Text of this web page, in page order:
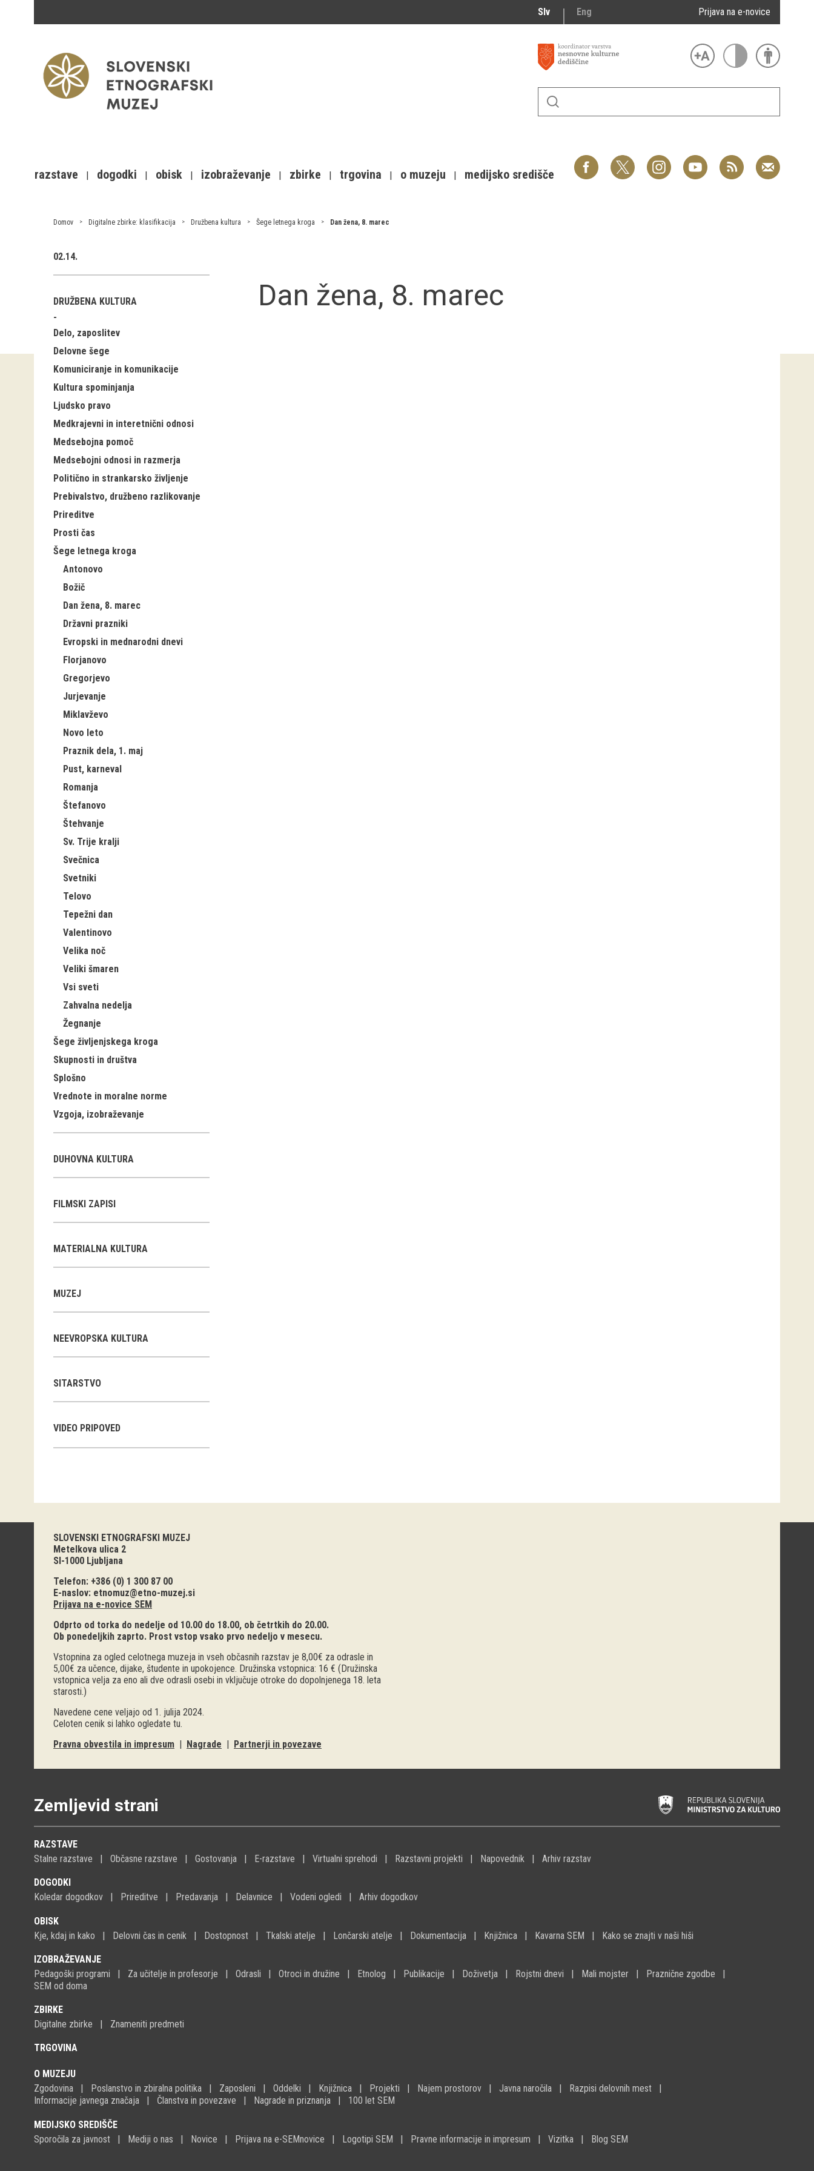
Slv Eng Prijava na e-novice
razstave dogodki obisk izobraževanje zbirke trgovina o muzeju medijsko središče
Domov Digitalne zbirke: klasifikacija Družbena kultura Šege letnega kroga Dan žena, 8. marec
02.14.
DRUŽBENA KULTURA
Delo, zaposlitev
Delovne šege
Komuniciranje in komunikacije
Kultura spominjanja
Ljudsko pravo
Medkrajevni in interetnični odnosi
Medsebojna pomoč
Medsebojni odnosi in razmerja
Politično in strankarsko življenje
Prebivalstvo, družbeno razlikovanje
Prireditve
Prosti čas
Šege letnega kroga
Antonovo
Božič
Dan žena, 8. marec
Državni prazniki
Evropski in mednarodni dnevi
Florjanovo
Gregorjevo
Jurjevanje
Miklavževo
Novo leto
Praznik dela, 1. maj
Pust, karneval
Romanja
Štefanovo
Štehvanje
Sv. Trije kralji
Svečnica
Svetniki
Telovo
Tepežni dan
Valentinovo
Velika noč
Veliki šmaren
Vsi sveti
Zahvalna nedelja
Žegnanje
Šege življenjskega kroga
Skupnosti in društva
Splošno
Vrednote in moralne norme
Vzgoja, izobraževanje
DUHOVNA KULTURA
FILMSKI ZAPISI
MATERIALNA KULTURA
MUZEJ
NEEVROPSKA KULTURA
SITARSTVO
VIDEO PRIPOVED
Dan žena, 8. marec
SLOVENSKI ETNOGRAFSKI MUZEJ
Metelkova ulica 2
SI-1000 Ljubljana
Telefon: +386 (0) 1 300 87 00
E-naslov: etnomuz@etno-muzej.si
Prijava na e-novice SEM
Odprto od torka do nedelje od 10.00 do 18.00, ob četrtkih do 20.00.
Ob ponedeljkih zaprto. Prost vstop vsako prvo nedeljo v mesecu.
Vstopnina za ogled celotnega muzeja in vseh občasnih razstav je 8,00€ za odrasle in
5,00€ za učence, dijake, študente in upokojence. Družinska vstopnica: 16 € (Družinska
vstopnica velja za eno ali dve odrasli osebi in vključuje otroke do dopolnjenega 18. leta
starosti.)
Navedene cene veljajo od 1. julija 2024.
Celoten cenik si lahko ogledate tu.
Pravna obvestila in impresum | Nagrade | Partnerji in povezave
Zemljevid strani
RAZSTAVE
Stalne razstave
Občasne razstave Gostovanja E-razstave Virtualni sprehodi Razstavni projekti Napovednik Arhiv razstav
DOGODKI
Koledar dogodkov
Prireditve Predavanja Delavnice Vodeni ogledi Arhiv dogodkov
OBISK
Kje, kdaj in kako
Delovni čas in cenik Dostopnost Tkalski atelje Lončarski atelje Dokumentacija Knjižnica Kavarna SEM Kako se znajti v naši hiši
IZOBRAŽEVANJE
Pedagoški programi
Za učitelje in profesorje Odrasli Otroci in družine Etnolog Publikacije Doživetja Rojstni dnevi Mali mojster
Praznične zgodbe
SEM od doma
ZBIRKE
Digitalne zbirke
Znameniti predmeti
TRGOVINA
O MUZEJU
Zgodovina
Poslanstvo in zbiralna politika Zaposleni Oddelki Knjižnica Projekti Najem prostorov Javna naročila
Razpisi delovnih mest
Informacije javnega značaja
Članstva in povezave Nagrade in priznanja 100 let SEM
MEDIJSKO SREDIŠČE
Sporočila za javnost
Mediji o nas Novice Prijava na e-SEMnovice Logotipi SEM Pravne informacije in impresum Vizitka Blog SEM